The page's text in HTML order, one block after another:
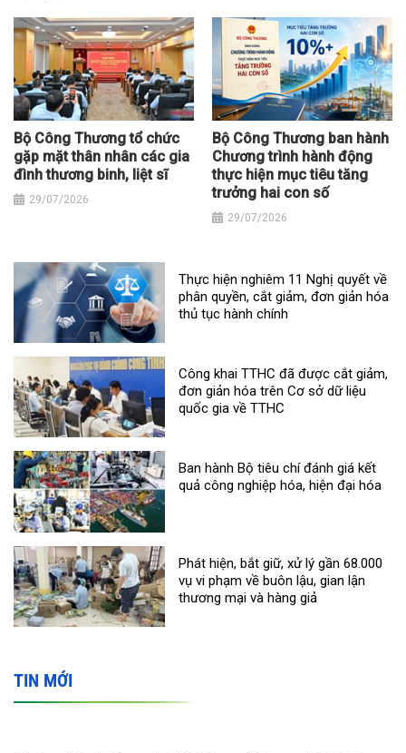
Bộ Công Thương tổ chức
gặp mặt thân nhân các gia
đình thương binh, liệt sĩ
29/07/2026
Bộ Công Thương ban hành
Chương trình hành động
thực hiện mục tiêu tăng
trưởng hai con số
29/07/2026
Thực hiện nghiêm 11 Nghị quyết về
phân quyền, cắt giảm, đơn giản hóa
thủ tục hành chính
Công khai TTHC đã được cắt giảm,
đơn giản hóa trên Cơ sở dữ liệu
quốc gia về TTHC
Ban hành Bộ tiêu chí đánh giá kết
quả công nghiệp hóa, hiện đại hóa
Phát hiện, bắt giữ, xử lý gần 68.000
vụ vi phạm về buôn lậu, gian lận
thương mại và hàng giả
TIN MỚI